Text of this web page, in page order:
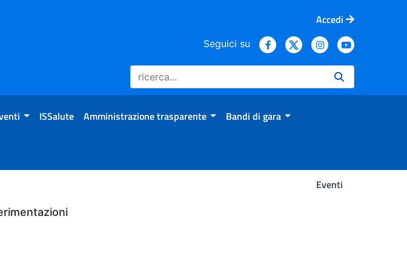
Accedi
Seguici su
ISSalute Amministrazione trasparente Bandi di gara
Eventi